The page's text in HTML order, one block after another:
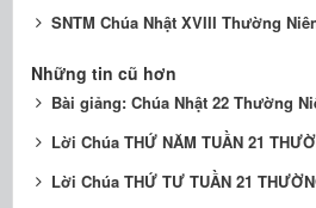
SNTM Chúa Nhật XVIII Thường
Những tin cũ hơn
Bài giảng: Chúa Nhật 22 Thường
Lời Chúa THỨ NĂM TUẦN 21
Lời Chúa THỨ TƯ TUẦN 21